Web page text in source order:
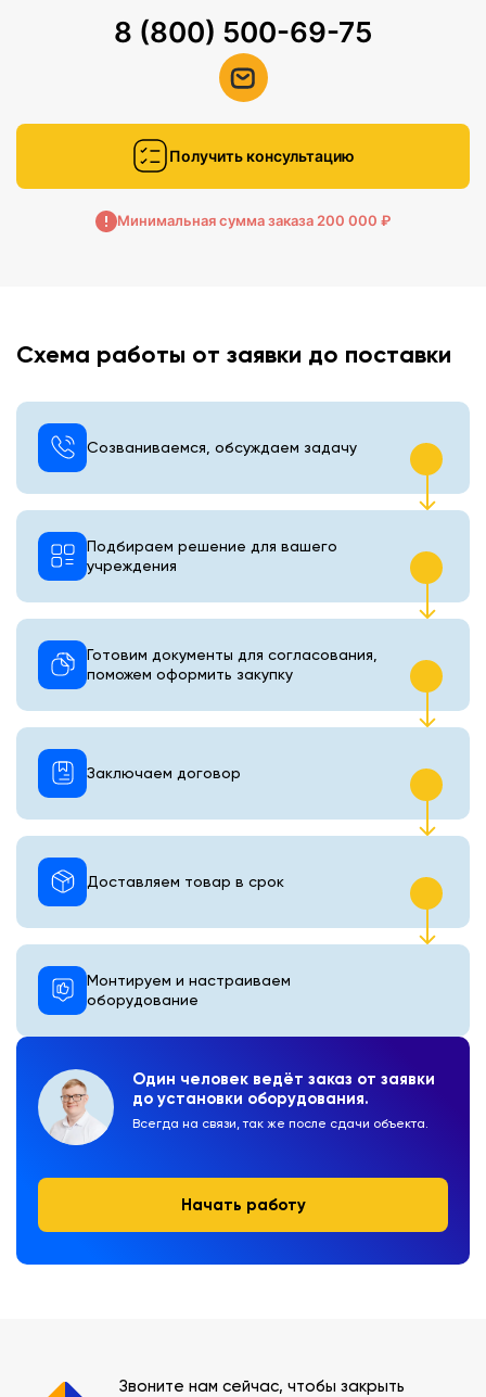
8 (800) 500-69-75
Получить консультацию
Минимальная сумма заказа 200 000 ₽
Схема работы от заявки до поставки
Один человек ведёт заказ от заявки
до установки оборудования.
Всегда на связи, так же после сдачи объекта.
Начать работу
Созваниваемся, обсуждаем задачу
Подбираем решение для вашего
учреждения
Готовим документы для согласования,
поможем оформить закупку
Монтируем и настраиваем
оборудование
Доставляем товар в срок
Заключаем договор
Звоните нам сейчас, чтобы закрыть